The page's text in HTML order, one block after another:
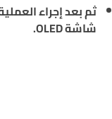
ثم بعد إجراء
شاشة OLED.